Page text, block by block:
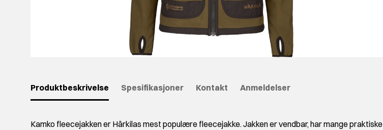
Produktbeskrivelse Spesifikasjoner Kontakt Anmeldelser
Kamko fleecejakken er Härkilas mest populære fleecejakke. Jakken er vendbar, har mange praktiske